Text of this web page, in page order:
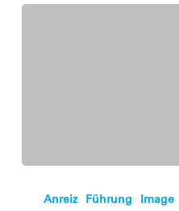
Anreiz Führung Image